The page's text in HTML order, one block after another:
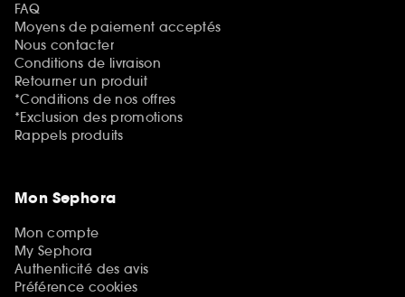
FAQ
Moyens de paiement acceptés
Nous contacter
Conditions de livraison
Retourner un produit
*Conditions de nos offres
*Exclusion des promotions
Rappels produits
Mon Sephora
Mon compte
My Sephora
Authenticité des avis
Préférence cookies